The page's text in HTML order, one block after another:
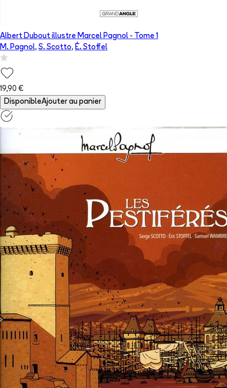
Albert Dubout illustre Marcel Pagnol - Tome 1
M. Pagnol, S. Scotto, É. Stoffel
19,90 €
DisponibleAjouter au panier